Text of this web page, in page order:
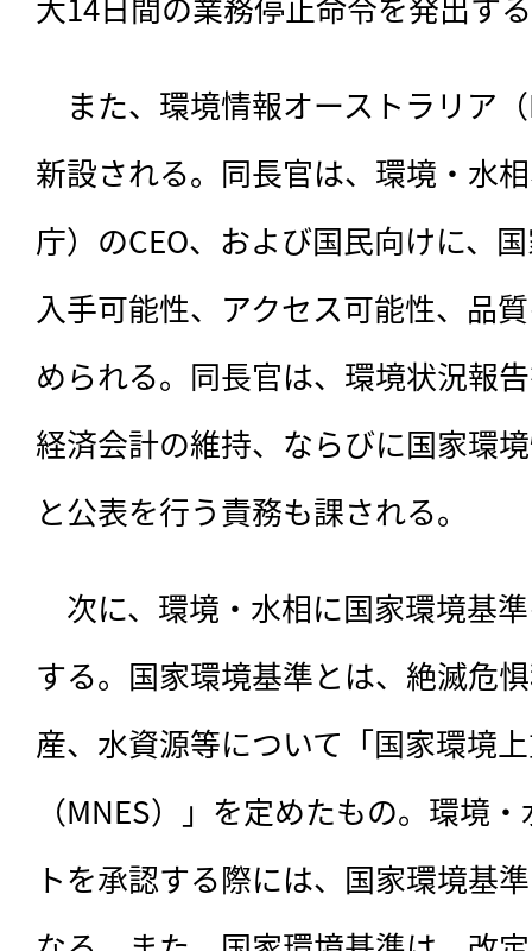
また、環境情報オーストラリア
新設される。同長官は、環境・水
庁）のCEO、および国民向けに、
入手可能性、アクセス可能性、品
められる。同長官は、環境状況報
経済会計の維持、ならびに国家環
と公表を行う責務も課される。
次に、環境・水相に国家環境基
する。国家環境基準とは、絶滅危
産、水資源等について「国家環境
（MNES）」を定めたもの。環境
トを承認する際には、国家環境基